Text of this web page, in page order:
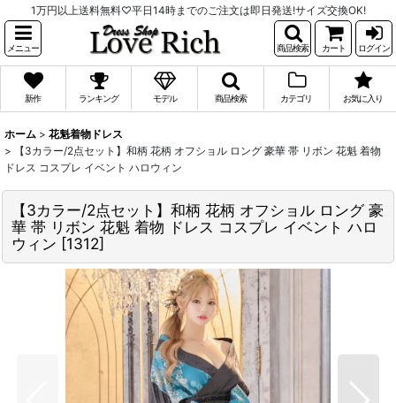
1万円以上送料無料♡平日14時までのご注文は即日発送!サイズ交換OK!
メニュー 商品検索 カート ログイン
新作 ランキング モデル 商品検索 カテゴリ お気に入り
ホーム > 花魁着物ドレス
>
【3カラー/2点セット】和柄 花柄 オフショル ロング 豪華 帯 リボン 花魁 着物
ドレス コスプレ イベント ハロウィン
【3カラー/2点セット】和柄 花柄 オフショル ロング 豪
華 帯 リボン 花魁 着物 ドレス コスプレ イベント ハロ
ウィン [1312]